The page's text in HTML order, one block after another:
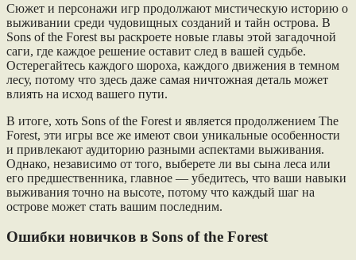
Сюжет и персонажи игр продолжают мистическую историю о
выживании среди чудовищных созданий и тайн острова. В
Sons of the Forest вы раскроете новые главы этой загадочной
саги, где каждое решение оставит след в вашей судьбе.
Остерегайтесь каждого шороха, каждого движения в темном
лесу, потому что здесь даже самая ничтожная деталь может
влиять на исход вашего пути.
В итоге, хоть Sons of the Forest и является продолжением The
Forest, эти игры все же имеют свои уникальные особенности
и привлекают аудиторию разными аспектами выживания.
Однако, независимо от того, выберете ли вы сына леса или
его предшественника, главное — убедитесь, что ваши навыки
выживания точно на высоте, потому что каждый шаг на
острове может стать вашим последним.
Ошибки новичков в Sons of the Forest